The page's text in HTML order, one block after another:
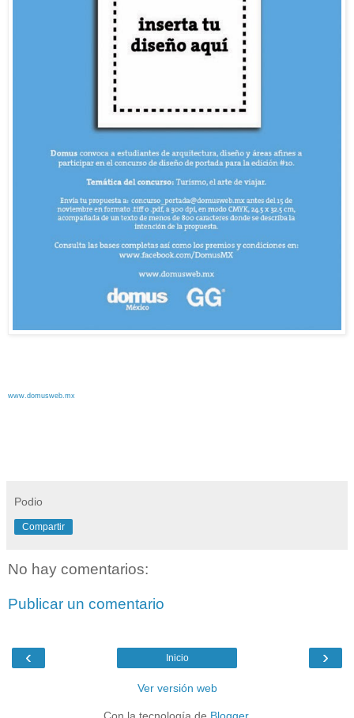
www.domusweb.mx
Podio
Compartir
No hay comentarios:
Publicar un comentario
‹ ›
Inicio
Ver versión web